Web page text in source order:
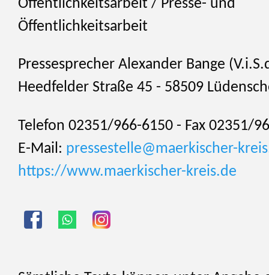
Öffentlichkeitsarbeit / Presse- und
Öffentlichkeitsarbeit
Pressesprecher Alexander Bange
Heedfelder Straße 45 - 58509
Telefon 02351/966-6150 - Fax 02351/
E-Mail: pressestelle@maerkischer-
https://www.maerkischer-kreis.de